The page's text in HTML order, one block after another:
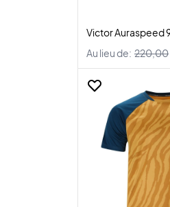
Victor Auraspeed
Au lieu de: 220,00